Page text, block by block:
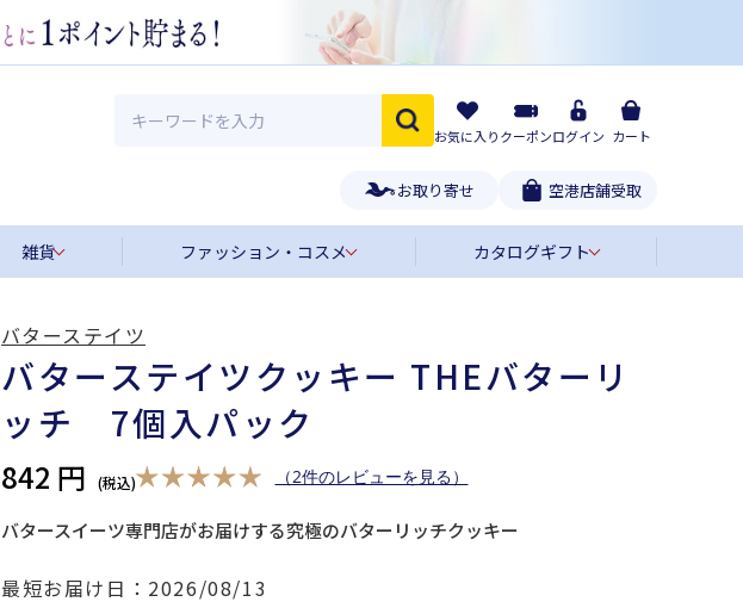
お気に入りクーポンログイン カート
お取り寄せ 空港店舗受取
雑貨 ファッション・コスメ カタログギフト
バターステイツクッキー THEバターリ
ッチ 7個入パック
842 円 （2件のレビューを見る）
バタースイーツ専門店がお届けする究極のバターリッチクッキー
最短お届け日 2026/08/13
バターステイツ